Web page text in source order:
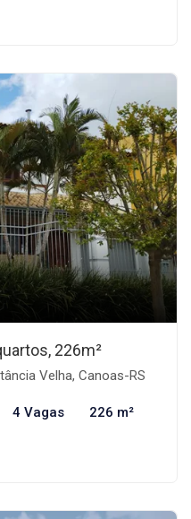
226m²
Velha, Canoas-RS
4 Vagas 226 m²